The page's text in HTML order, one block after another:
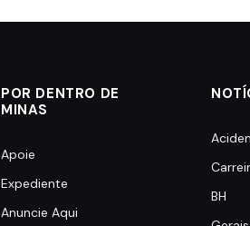
POR DENTRO DE
MINAS
Apoie
Expediente
Anuncie Aqui
BH